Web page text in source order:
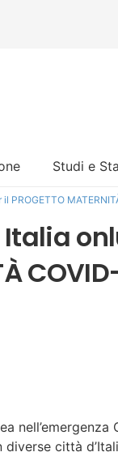
Studi e
PROGETTO
Italia
città